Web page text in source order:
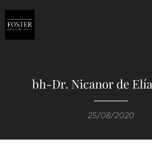
bh-Dr. Nicanor de
25/08/2020